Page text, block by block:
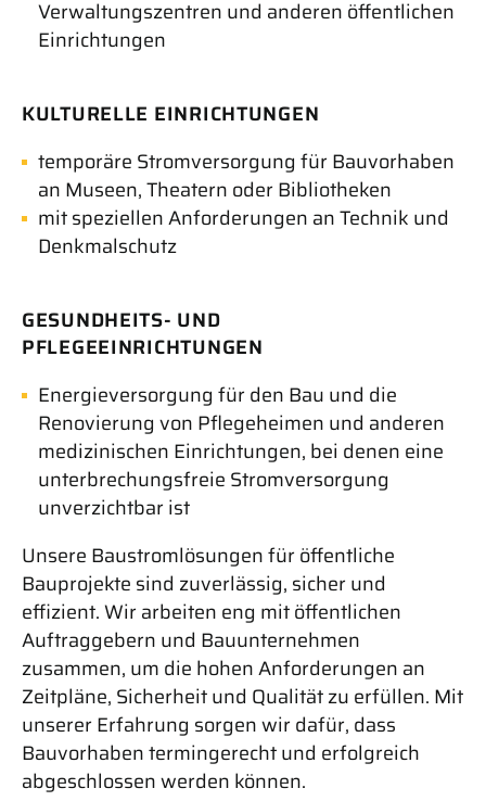
Verwaltungszentren und anderen öffentlichen
Einrichtungen
KULTURELLE EINRICHTUNGEN
temporäre Stromversorgung für Bauvorhaben
an Museen, Theatern oder Bibliotheken
mit speziellen Anforderungen an Technik und
Denkmalschutz
GESUNDHEITS- UND
PFLEGEEINRICHTUNGEN
Energieversorgung für den Bau und die
Renovierung von Pflegeheimen und anderen
medizinischen Einrichtungen, bei denen eine
unterbrechungsfreie Stromversorgung
unverzichtbar ist
Unsere Baustromlösungen für öffentliche
Bauprojekte sind zuverlässig, sicher und
effizient. Wir arbeiten eng mit öffentlichen
Auftraggebern und Bauunternehmen
zusammen, um die hohen Anforderungen an
Zeitpläne, Sicherheit und Qualität zu erfüllen. Mit
unserer Erfahrung sorgen wir dafür, dass
Bauvorhaben termingerecht und erfolgreich
abgeschlossen werden können.